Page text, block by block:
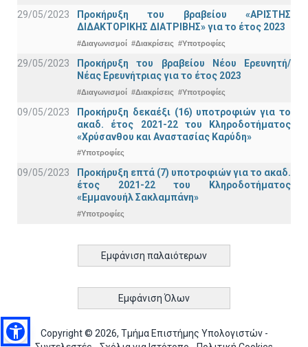
29/05/2023
Προκήρυξη του βραβείου «ΑΡΙΣΤΗΣ
ΔΙΔΑΚΤΟΡΙΚΗΣ ΔΙΑΤΡΙΒΗΣ» για το έτος 2023
#Διαγωνισμοί #Διακρίσεις #Υποτροφίες
29/05/2023
Προκήρυξη του βραβείου Νέου Ερευνητή/
Νέας Ερευνήτριας για το έτος 2023
#Διαγωνισμοί #Διακρίσεις #Υποτροφίες
09/05/2023
Προκήρυξη δεκαέξι (16) υποτροφιών για το
ακαδ. έτος 2021-22 του Κληροδοτήματος
«Χρύσανθου και Αναστασίας Καρύδη»
#Υποτροφίες
09/05/2023
Προκήρυξη επτά (7) υποτροφιών για το ακαδ.
έτος 2021-22 του Κληροδοτήματος
«Εμμανουήλ Σακλαμπάνη»
#Υποτροφίες
Εμφάνιση παλαιότερων
Εμφάνιση Όλων
Copyright © 2026, Τμήμα Επιστήμης Υπολογιστών -